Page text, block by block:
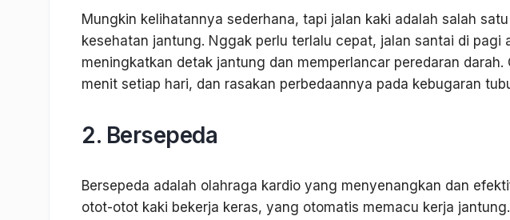
Mungkin kelihatannya sederhana, tapi jalan kaki adalah salah
kesehatan jantung. Nggak perlu terlalu cepat, jalan santai di pagi
meningkatkan detak jantung dan memperlancar peredaran darah.
menit setiap hari, dan rasakan perbedaannya pada kebugaran
2. Bersepeda
Bersepeda adalah olahraga kardio yang menyenangkan dan
otot-otot kaki bekerja keras, yang otomatis memacu kerja